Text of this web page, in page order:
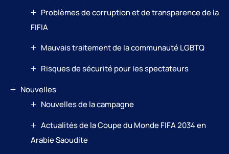
Problèmes de corruption et de transparence de la
FIFIA
Mauvais traitement de la communauté LGBTQ
Risques de sécurité pour les spectateurs
Nouvelles
Nouvelles de la campagne
Actualités de la Coupe du Monde FIFA 2034 en
Arabie Saoudite